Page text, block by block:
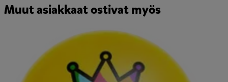
Muut asiakkaat ostivat myös